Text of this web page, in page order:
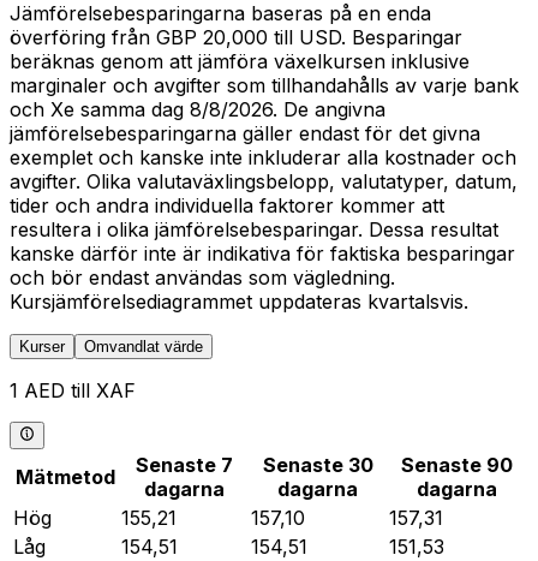
Jämförelsebesparingarna baseras på en enda
överföring från GBP 20,000 till USD. Besparingar
beräknas genom att jämföra växelkursen inklusive
marginaler och avgifter som tillhandahålls av varje bank
och Xe samma dag 8/8/2026. De angivna
jämförelsebesparingarna gäller endast för det givna
exemplet och kanske inte inkluderar alla kostnader och
avgifter. Olika valutaväxlingsbelopp, valutatyper, datum,
tider och andra individuella faktorer kommer att
resultera i olika jämförelsebesparingar. Dessa resultat
kanske därför inte är indikativa för faktiska besparingar
och bör endast användas som vägledning.
Kursjämförelsediagrammet uppdateras kvartalsvis.
Kurser Omvandlat värde
1 AED till XAF
Mätmetod
Senaste 7
dagarna
Senaste 30
dagarna
Senaste 90
dagarna
Hög
155,21 157,10
157,31
Låg
154,51 154,51
151,53